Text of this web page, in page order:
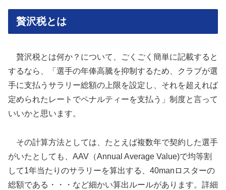
贅沢税とは
贅沢税とは何か？について、ごくごく簡単に記載すると
するなら、「選手の年俸高騰を抑制するため、クラブが選
手に支払うサラリー総額の上限を設定し、それを超えれば
定められたレートでペナルティーを支払う」制度と言って
いいかと思います。
その計算方法としては、たとえば複数年で契約した選手
がいたとしても、AAV（Annual Average Value)で均等割
して1年当たりのサラリーを算出する、40manロスターの
総額である・・・など細かい算出ルールがあります。詳細